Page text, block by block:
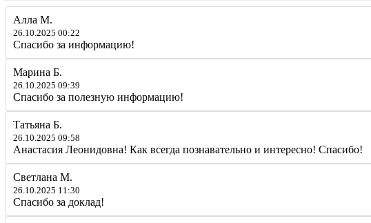
Алла М.
26.10.2025 00:22
Спасибо за информацию!
Марина Б.
26.10.2025 09:39
Спасибо за полезную информацию!
Татьяна Б.
26.10.2025 09:58
Анастасия Леонидовна! Как всегда познавательно и интересно! Спасибо!
Светлана М.
26.10.2025 11:30
Спасибо за доклад!